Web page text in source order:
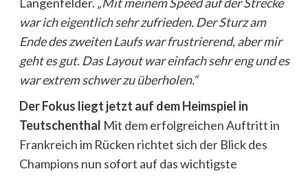
war ich eigentlich sehr zufrieden. Der Sturz am
Ende des zweiten Laufs war frustrierend, aber mir
geht es gut. Das Layout war einfach sehr eng und es
war extrem schwer zu überholen.“
Der Fokus liegt jetzt auf dem Heimspiel in
Teutschenthal Mit dem erfolgreichen Auftritt in
Frankreich im Rücken richtet sich der Blick des
Champions nun sofort auf das wichtigste